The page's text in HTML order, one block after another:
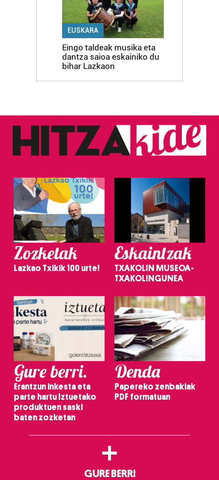
EUSKARA
Eingo taldeak musika eta
dantza saioa eskainiko du
bihar Lazkaon
Zozketak
Lazkao Txikik 100 urte!
Eskaintzak
TXAKOLIN MUSEOA-
TXAKOLINGUNEA
Gure berri.
Erantzun inkesta eta
parte hartu Iztuetako
produktuen saski
baten zozketan
Denda
Papereko zenbakiak
PDF formatuan
+
GURE BERRI